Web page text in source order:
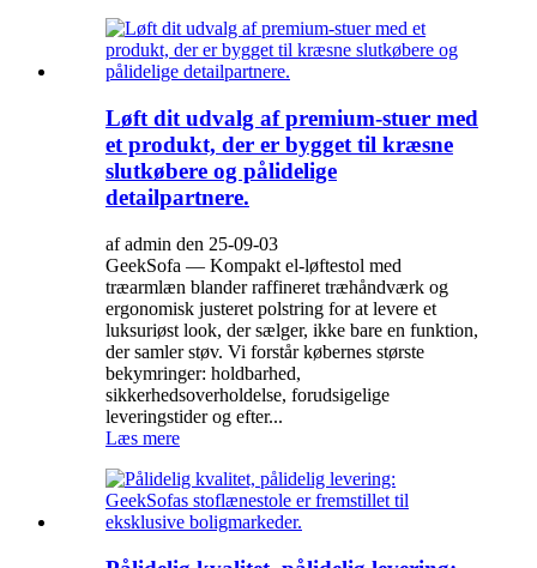
Løft dit udvalg af premium-stuer med
et produkt, der er bygget til kræsne
slutkøbere og pålidelige
detailpartnere.
af admin den 25-09-03
GeekSofa — Kompakt el-løftestol med
træarmlæn blander raffineret træhåndværk og
ergonomisk justeret polstring for at levere et
luksuriøst look, der sælger, ikke bare en funktion,
der samler støv. Vi forstår købernes største
bekymringer: holdbarhed,
sikkerhedsoverholdelse, forudsigelige
leveringstider og efter...
Læs mere